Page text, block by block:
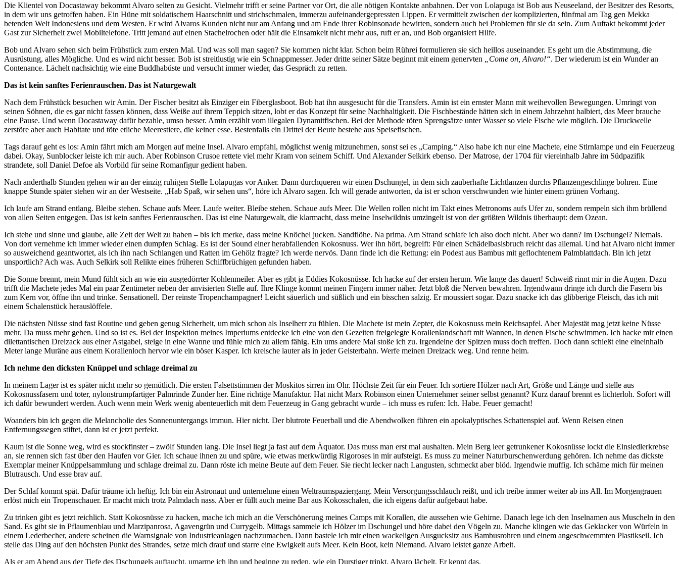
Die Klientel von Docastaway bekommt Alvaro selten zu Gesicht. Vielmehr trifft er seine Partner vor Ort, die alle nötigen Kontakte anbahnen. Der von Lolapuga ist Bob aus Neuseeland, der Besitzer des Resorts,
in dem wir uns getroffen haben. Ein Hüne mit soldatischem Haarschnitt und strichschmalen, immerzu aufeinandergepressten Lippen. Er vermittelt zwischen der komplizierten, fünfmal am Tag gen Mekka
betenden Welt Indonesiens und dem Westen. Er wird Alvaros Kunden nicht nur am Anfang und am Ende ihrer Robinsonade bewirten, sondern auch bei Problemen für sie da sein. Zum Auftakt bekommt jeder
Gast zur Sicherheit zwei Mobiltelefone. Tritt jemand auf einen Stachelrochen oder hält die Einsamkeit nicht mehr aus, ruft er an, und Bob organisiert Hilfe.
Bob und Alvaro sehen sich beim Frühstück zum ersten Mal. Und was soll man sagen? Sie kommen nicht klar. Schon beim Rührei formulieren sie sich heillos auseinander. Es geht um die Abstimmung, die
Ausrüstung, alles Mögliche. Und es wird nicht besser. Bob ist streitlustig wie ein Schnappmesser. Jeder dritte seiner Sätze beginnt mit einem genervten
„Come on, Alvaro!“. Der wiederum ist ein Wunder an
Contenance. Lächelt nachsichtig wie eine Buddhabüste und versucht immer wieder, das Gespräch zu retten.
Das ist kein sanftes Ferienrauschen. Das ist Naturgewalt
Nach dem Frühstück besuchen wir Amin. Der Fischer besitzt als Einziger ein Fiberglasboot. Bob hat ihn ausgesucht für die Transfers. Amin ist ein ernster Mann mit weihevollen Bewegungen. Umringt von
seinen Söhnen, die es gar nicht fassen können, dass Weiße auf ihrem Teppich sitzen, lobt er das Konzept für seine Nachhaltigkeit. Die Fischbestände hätten sich in einem Jahrzehnt halbiert, das Meer brauche
eine Pause. Und wenn Docastaway dafür bezahle, umso besser. Amin erzählt vom illegalen Dynamitfischen. Bei der Methode töten Sprengsätze unter Wasser so viele Fische wie möglich. Die Druckwelle
zerstöre aber auch Habitate und töte etliche Meerestiere, die keiner esse. Bestenfalls ein Drittel der Beute bestehe aus Speisefischen.
Tags darauf geht es los: Amin fährt mich am Morgen auf meine Insel. Alvaro empfahl, möglichst wenig mitzunehmen, sonst sei es „Camping.“ Also habe ich nur eine Machete, eine Stirnlampe und ein Feuerzeug
dabei. Okay, Sunblocker leiste ich mir auch. Aber Robinson Crusoe rettete viel mehr Kram von seinem Schiff. Und Alexander Selkirk ebenso. Der Matrose, der 1704 für viereinhalb Jahre im Südpazifik
strandete, soll Daniel Defoe als Vorbild für seine Romanfigur gedient haben.
Nach anderthalb Stunden gehen wir an der einzig ruhigen Stelle Lolapugas vor Anker. Dann durchqueren wir einen Dschungel, in dem sich zauberhafte Lichtlanzen durchs Pflanzengeschlinge bohren. Eine
knappe Stunde später stehen wir an der Westseite. „Hab Spaß, wir sehen uns“, höre ich Alvaro sagen. Ich will gerade antworten, da ist er schon verschwunden wie hinter einem grünen Vorhang.
Ich laufe am Strand entlang. Bleibe stehen. Schaue aufs Meer. Laufe weiter. Bleibe stehen. Schaue aufs Meer. Die Wellen rollen nicht im Takt eines Metronoms aufs Ufer zu, sondern rempeln sich ihm brüllend
von allen Seiten entgegen. Das ist kein sanftes Ferienrauschen. Das ist eine Naturgewalt, die klarmacht, dass meine Inselwildnis umzingelt ist von der größten Wildnis überhaupt: dem Ozean.
Ich stehe und sinne und glaube, alle Zeit der Welt zu haben – bis ich merke, dass meine Knöchel jucken. Sandflöhe. Na prima. Am Strand schlafe ich also doch nicht. Aber wo dann? Im Dschungel? Niemals.
Von dort vernehme ich immer wieder einen dumpfen Schlag. Es ist der Sound einer herabfallenden Kokosnuss. Wer ihn hört, begreift: Für einen Schädelbasisbruch reicht das allemal. Und hat Alvaro nicht immer
so ausweichend geantwortet, als ich ihn nach Schlangen und Ratten im Gehölz fragte? Ich werde nervös. Dann finde ich die Rettung: ein Podest aus Bambus mit geflochtenem Palmblattdach. Bin ich jetzt
unsportlich? Ach was. Auch Selkirk soll Relikte eines früheren Schiffbrüchigen gefunden haben.
Die Sonne brennt, mein Mund fühlt sich an wie ein ausgedörrter Kohlenmeiler. Aber es gibt ja Eddies Kokosnüsse. Ich hacke auf der ersten herum. Wie lange das dauert! Schweiß rinnt mir in die Augen. Dazu
trifft die Machete jedes Mal ein paar Zentimeter neben der anvisierten Stelle auf. Ihre Klinge kommt meinen Fingern immer näher. Jetzt bloß die Nerven bewahren. Irgendwann dringe ich durch die Fasern bis
zum Kern vor, öffne ihn und trinke. Sensationell. Der reinste Tropenchampagner! Leicht säuerlich und süßlich und ein bisschen salzig. Er moussiert sogar. Dazu snacke ich das glibberige Fleisch, das ich mit
einem Schalenstück herauslöffele.
Die nächsten Nüsse sind fast Routine und geben genug Sicherheit, um mich schon als Inselherr zu fühlen. Die Machete ist mein Zepter, die Kokosnuss mein Reichsapfel. Aber Majestät mag jetzt keine Nüsse
mehr. Da muss mehr gehen. Und so ist es. Bei der Inspektion meines Imperiums entdecke ich eine von den Gezeiten freigelegte Korallenlandschaft mit Wannen, in denen Fische schwimmen. Ich hacke mir einen
dilettantischen Dreizack aus einer Astgabel, steige in eine Wanne und fühle mich zu allem fähig. Ein ums andere Mal stoße ich zu. Irgendeine der Spitzen muss doch treffen. Doch dann schießt eine eineinhalb
Meter lange Muräne aus einem Korallenloch hervor wie ein böser Kasper. Ich kreische lauter als in jeder Geisterbahn. Werfe meinen Dreizack weg. Und renne heim.
Ich nehme den dicksten Knüppel und schlage dreimal zu
In meinem Lager ist es später nicht mehr so gemütlich. Die ersten Falsettstimmen der Moskitos sirren im Ohr. Höchste Zeit für ein Feuer. Ich sortiere Hölzer nach Art, Größe und Länge und stelle aus
Kokosnussfasern und toter, nylonstrumpfartiger Palmrinde Zunder her. Eine richtige Manufaktur. Hat nicht Marx Robinson einen Unternehmer seiner selbst genannt? Kurz darauf brennt es lichterloh. Sofort will
ich dafür bewundert werden. Auch wenn mein Werk wenig abenteuerlich mit dem Feuerzeug in Gang gebracht wurde – ich muss es rufen: Ich. Habe. Feuer gemacht!
Woanders bin ich gegen die Melancholie des Sonnenuntergangs immun. Hier nicht. Der blutrote Feuerball und die Abendwolken führen ein apokalyptisches Schattenspiel auf. Wenn Reisen einen
Entfernungssegen stiftet, dann ist er jetzt perfekt.
Kaum ist die Sonne weg, wird es stockfinster – zwölf Stunden lang. Die Insel liegt ja fast auf dem Äquator. Das muss man erst mal aushalten. Mein Berg leer getrunkener Kokosnüsse lockt die Einsiedlerkrebse
an, sie rennen sich fast über den Haufen vor Gier. Ich schaue ihnen zu und spüre, wie etwas merkwürdig Rigoroses in mir aufsteigt. Es muss zu meiner Naturburschenwerdung gehören. Ich nehme das dickste
Exemplar meiner Knüppelsammlung und schlage dreimal zu. Dann röste ich meine Beute auf dem Feuer. Sie riecht lecker nach Langusten, schmeckt aber blöd. Irgendwie muffig. Ich schäme mich für meinen
Blutrausch. Und esse brav auf.
Der Schlaf kommt spät. Dafür träume ich heftig. Ich bin ein Astronaut und unternehme einen Weltraumspaziergang. Mein Versorgungsschlauch reißt, und ich treibe immer weiter ab ins All. Im Morgengrauen
erlöst mich ein Tropenschauer. Er macht mich trotz Palmdach nass. Aber er füllt auch meine Bar aus Kokosschalen, die ich eigens dafür aufgebaut habe.
Zu trinken gibt es jetzt reichlich. Statt Kokosnüsse zu hacken, mache ich mich an die Verschönerung meines Camps mit Korallen, die aussehen wie Gehirne. Danach lege ich den Inselnamen aus Muscheln in den
Sand. Es gibt sie in Pflaumenblau und Marzipanrosa, Agavengrün und Currygelb. Mittags sammele ich Hölzer im Dschungel und höre dabei den Vögeln zu. Manche klingen wie das Geklacker von Würfeln in
einem Lederbecher, andere scheinen die Warnsignale von Industrieanlagen nachzumachen. Dann bastele ich mir einen wackeligen Ausgucksitz aus Bambusrohren und einem angeschwemmten Plastikseil. Ich
stelle das Ding auf den höchsten Punkt des Strandes, setze mich drauf und starre eine Ewigkeit aufs Meer. Kein Boot, kein Niemand. Alvaro leistet ganze Arbeit.
Als er am Abend aus der Tiefe des Dschungels auftaucht, umarme ich ihn und beginne zu reden, wie ein Durstiger trinkt. Alvaro lächelt. Er kennt das.